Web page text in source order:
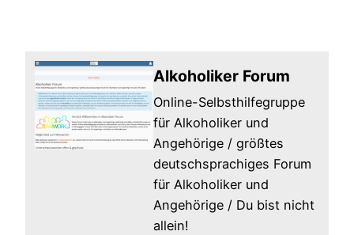
Alkoholiker Forum
Online-Selbsthilfegruppe
für Alkoholiker und
Angehörige / größtes
deutschsprachiges Forum
für Alkoholiker und
Angehörige / Du bist nicht
allein!